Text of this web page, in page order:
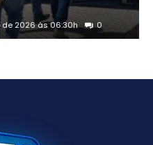
2026 às 06:30h 0